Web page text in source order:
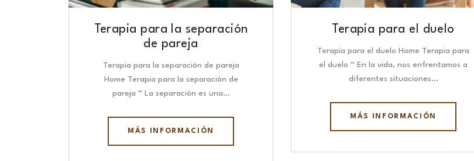
Terapia para la separación
de pareja
Terapia para la separación de pareja
Home Terapia para la separación de
pareja “ La separación es una…
MÁS INFORMACIÓN
Terapia para el duelo
Terapia para el duelo Home Terapia para
el duelo “ En la vida, nos enfrentamos a
diferentes situaciones…
MÁS INFORMACIÓN